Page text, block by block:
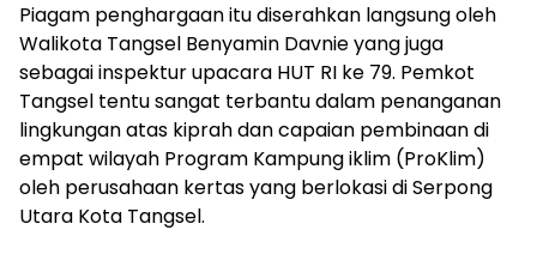
Piagam penghargaan itu diserahkan langsung oleh
Walikota Tangsel Benyamin Davnie yang juga
sebagai inspektur upacara HUT RI ke 79. Pemkot
Tangsel tentu sangat terbantu dalam penanganan
lingkungan atas kiprah dan capaian pembinaan di
empat wilayah Program Kampung iklim (ProKlim)
oleh perusahaan kertas yang berlokasi di Serpong
Utara Kota Tangsel.